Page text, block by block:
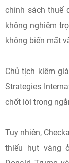
chính sách thuế
không nghiêm
không biến mất
Chủ tịch kiêm
Strategies
chốt lời trong
Tuy nhiên,
thiếu hụt vàng